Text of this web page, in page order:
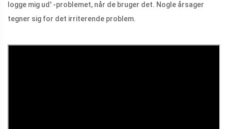
logge mig ud' -problemet, når de bruger det. Nogle årsager
tegner sig for det irriterende problem.